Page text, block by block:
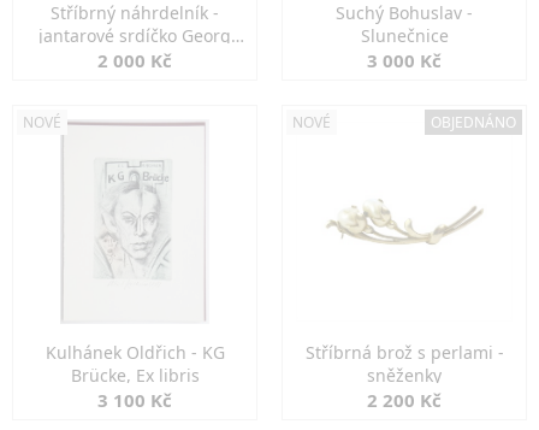
Stříbrný náhrdelník -
jantarové srdíčko Georg
Kramer
2 000 Kč
Suchý Bohuslav -
Slunečnice
3 000 Kč
NOVÉ
Kulhánek Oldřich - KG
Brücke, Ex libris
3 100 Kč
NOVÉ OBJEDNÁNO
Stříbrná brož s perlami -
sněženky
2 200 Kč